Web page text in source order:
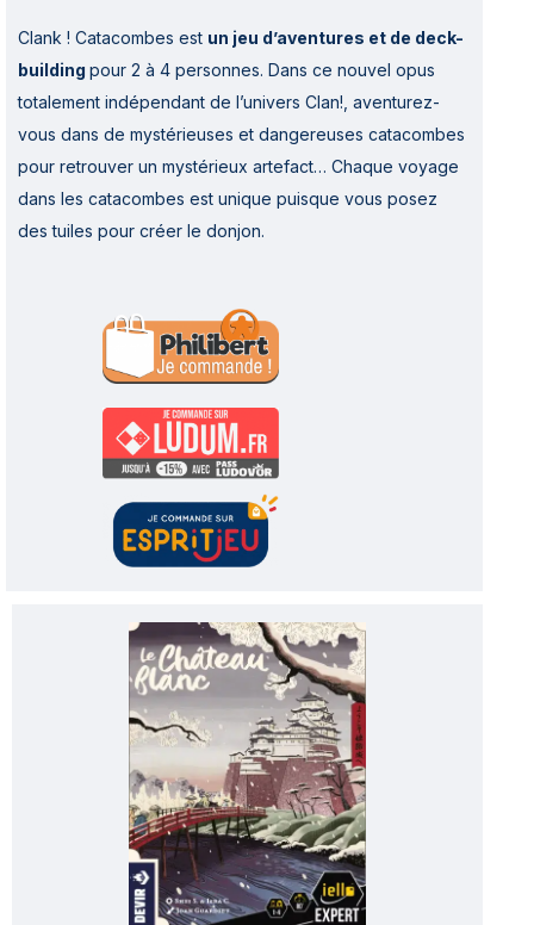
Clank ! Catacombes est un jeu d’aventures et de deck-
building pour 2 à 4 personnes. Dans ce nouvel opus
totalement indépendant de l’univers Clan!, aventurez-
vous dans de mystérieuses et dangereuses catacombes
pour retrouver un mystérieux artefact… Chaque voyage
dans les catacombes est unique puisque vous posez
des tuiles pour créer le donjon.